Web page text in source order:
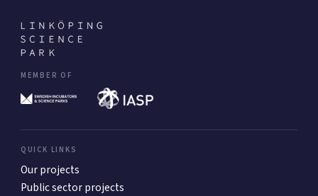
MEMBER OF
QUICK LINKS
Our projects
Public sector projects